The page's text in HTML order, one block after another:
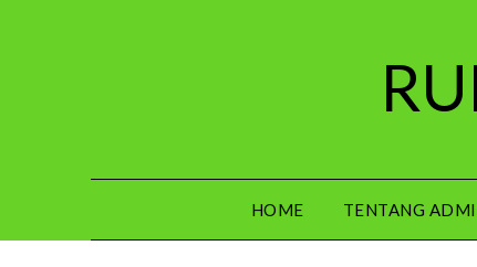
HOME TENTANG